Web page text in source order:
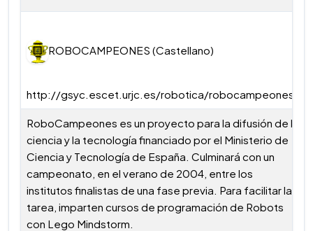
ROBOCAMPEONES (Castellano)
http://gsyc.escet.urjc.es/robotica/robocampeones/
RoboCampeones es un proyecto para la difusión de la
ciencia y la tecnología financiado por el Ministerio de
Ciencia y Tecnología de España. Culminará con un
campeonato, en el verano de 2004, entre los
institutos finalistas de una fase previa. Para facilitar la
tarea, imparten cursos de programación de Robots
con Lego Mindstorm.